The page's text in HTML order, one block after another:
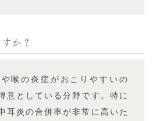
か？
喉の炎症がおこりやすいの
意としている分野です。特に
耳炎の合併率が非常に高いた